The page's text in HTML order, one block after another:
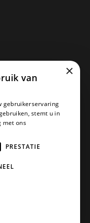
×
van
gebruikerservaring
stemt u in
met ons
PRESTATIE